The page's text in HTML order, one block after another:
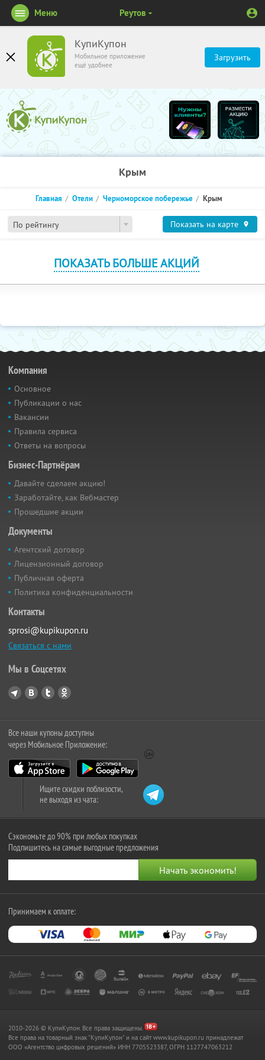
КупиКупон
Мобильное приложение
ещё удобнее
Загрузить
Меню Реутов
Крым
По рейтингу
Главная Отели Черноморское побережье Крым
Показать на карте
ПОКАЗАТЬ БОЛЬШЕ АКЦИЙ
Компания
Основное
Публикации о нас
Вакансии
Правила сервиса
Ответы на вопросы
Бизнес-Партнёрам
Давайте сделаем акцию!
Заработайте, как Вебмастер
Прошедшие акции
Документы
Агентский договор
Лицензионный договор
Публичная оферта
Политика конфиденциальности
Контакты
sprosi@kupikupon.ru
Связаться с нами
Мы в Соцсетях
Все наши купоны доступны
через Мобильное Приложение:
Ищите скидки поблизости,
не выходя из чата:
Сэкономьте до 90% при любых покупках
Подпишитесь на самые выгодные предложения
Принимаем к оплате:
2010-2026 © КупиКупон. Все права защищены.
Все права на товарный знак "КупиКупон" и на сайт www.kupikupon.ru принадлежат
OOO «Агентство цифровых решений» ИНН 7705523387, ОГРН 1127747063212